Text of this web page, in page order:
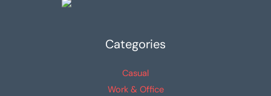
Categories
Casual
Work & Office